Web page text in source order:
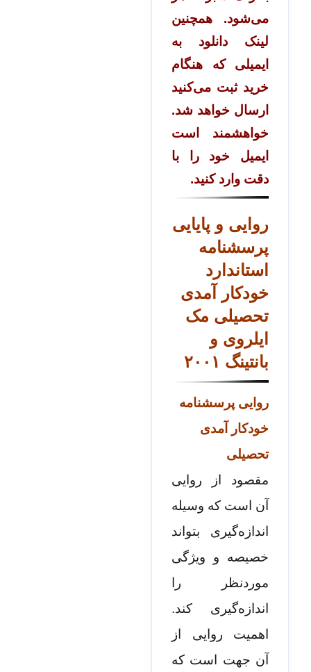
می‌شود. همچنین
لینک دانلود به
ایمیلی که هنگام
خرید ثبت می‌کنید
ارسال خواهد شد.
خواهشمند است
ایمیل خود را با
دقت وارد کنید.
روایی و پایایی
پرسشنامه
استاندارد
خودکار آمدی
تحصیلی مک
ایلروی و
بانتینگ ۲۰۰۱
روایی پرسشنامه
خودکار آمدی
تحصیلی
مقصود از روایی
آن است که وسیله
اندازه‌گیری بتواند
خصیصه و ویژگی
موردنظر را
اندازه‌گیری کند.
اهمیت روایی از
آن جهت است که